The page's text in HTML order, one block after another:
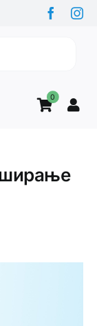
0